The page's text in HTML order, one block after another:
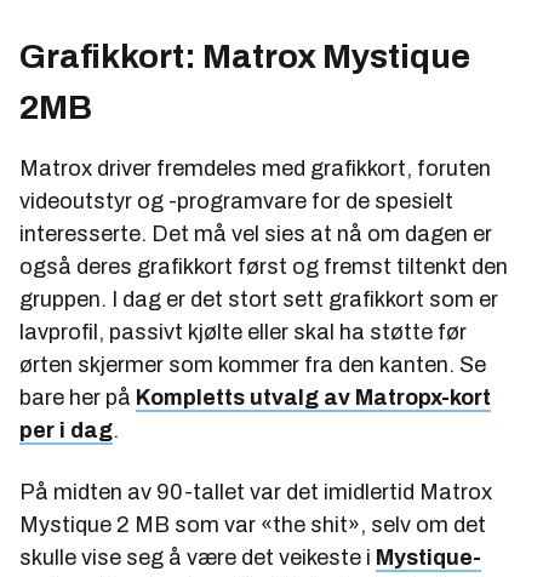
Grafikkort: Matrox Mystique
2MB
Matrox driver fremdeles med grafikkort, foruten
videoutstyr og -programvare for de spesielt
interesserte. Det må vel sies at nå om dagen er
også deres grafikkort først og fremst tiltenkt den
gruppen. I dag er det stort sett grafikkort som er
lavprofil, passivt kjølte eller skal ha støtte før
ørten skjermer som kommer fra den kanten. Se
bare her på Kompletts utvalg av Matropx-kort
per i dag.
På midten av 90-tallet var det imidlertid Matrox
Mystique 2 MB som var «the shit», selv om det
skulle vise seg å være det veikeste i Mystique-